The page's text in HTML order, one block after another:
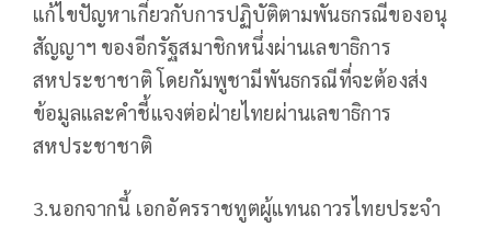
แก้ไขปัญหาเกี่ยวกับการปฏิบัติตามพันธกรณีของอนุ
สัญญาฯ ของอีกรัฐสมาชิกหนึ่งผ่านเลขาธิการ
สหประชาชาติ โดยกัมพูชามีพันธกรณีที่จะต้องส่ง
ข้อมูลและคำชี้แจงต่อฝ่ายไทยผ่านเลขาธิการ
สหประชาชาติ
3.นอกจากนี้ เอกอัครราชทูตผู้แทนถาวรไทยประจำ